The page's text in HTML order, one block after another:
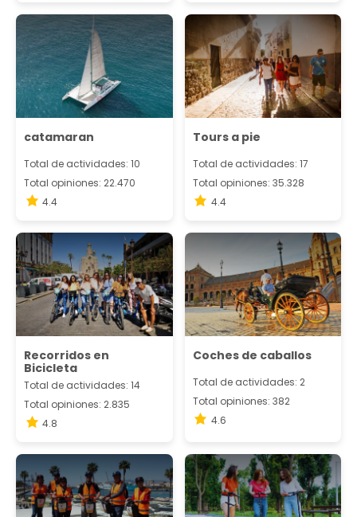
catamaran
Total de actividades: 10
Total opiniones: 22.470
4.4
Tours a pie
Total de actividades: 17
Total opiniones: 35.328
4.4
Recorridos en
Bicicleta
Total de actividades: 14
Total opiniones: 2.835
4.8
Coches de caballos
Total de actividades: 2
Total opiniones: 382
4.6